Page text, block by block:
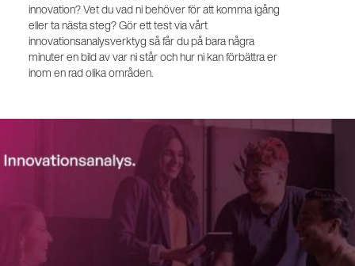
innovation? Vet du vad ni behöver för att komma igång
eller ta nästa steg? Gör ett test via vårt
innovationsanalysverktyg så får du på bara några
minuter en bild av var ni står och hur ni kan förbättra er
inom en rad olika områden.